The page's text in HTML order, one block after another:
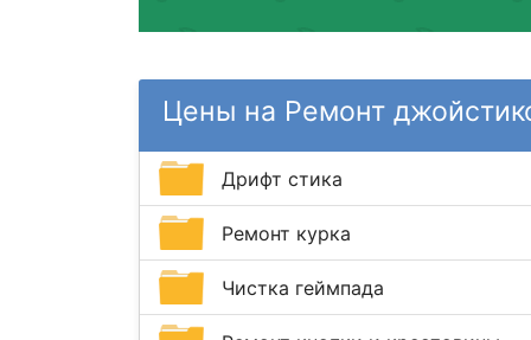
Цены на Ремонт
Дрифт стика
Ремонт курка
Чистка геймпада